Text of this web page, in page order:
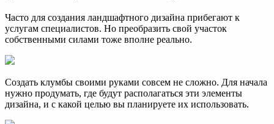
Часто для создания ландшафтного дизайна прибегают к
услугам специалистов. Но преобразить свой участок
собственными силами тоже вполне реально.
Создать клумбы своими руками совсем не сложно. Для начала
нужно продумать, где будут располагаться эти элементы
дизайна, и с какой целью вы планируете их использовать.